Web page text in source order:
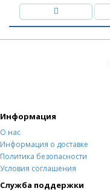
Информация
О нас
Информация о доставке
Политика безопасности
Условия соглашения
Служба поддержки